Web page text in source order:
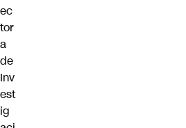
ec
tor
a
de
Inv
est
ig